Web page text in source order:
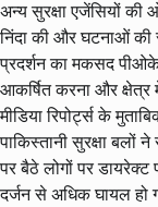
अन्य सुरक्षा एजेंसियों की
निंदा की और घटनाओं की
प्रदर्शन का मकसद पीओके
आकर्षित करना और क्षेत्र
मीडिया रिपोर्ट्स के
पाकिस्तानी सुरक्षा बलों
पर बैठे लोगों पर
दर्जन से अधिक घायल हो